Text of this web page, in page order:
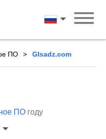
Русский
ПО Glsadz.com
ПО году